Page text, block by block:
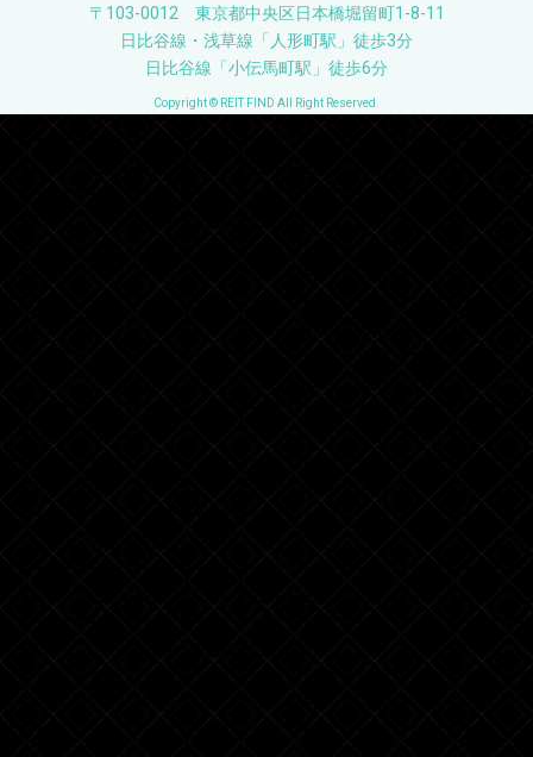
〒103-0012 東京都中央区日本橋堀留町1-8-11
日比谷線・浅草線「人形町駅」徒歩3分
日比谷線「小伝馬町駅」徒歩6分
Copyright © REIT FIND All Right Reserved.